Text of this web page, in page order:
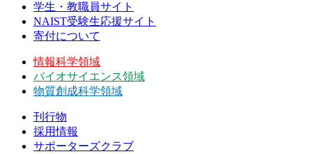
学生・教職員サイト
NAIST受験生応援サイト
寄付について
情報科学領域
バイオサイエンス領域
物質創成科学領域
刊行物
採用情報
サポーターズクラブ